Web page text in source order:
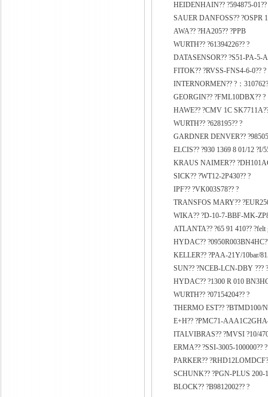
HEIDENHAIN?? ?594875-01??
SAUER DANFOSS?? ?OSPR
AWA?? ?HA205?? ?PPB
WURTH?? ?61394226?? ?
DATASENSOR?? ?S51-PA-5-
FITOK?? ?RVSS-FNS4-6-0?? ?
INTERNORMEN?? ?：
GEORGIN?? ?FML10DBX?? ?
HAWE?? ?CMV 1C
WURTH?? ?628195?? ?
GARDNER DENVER??
ELCIS?? ?930 1369 8 01/12 ?I/
KRAUS NAIMER??
SICK?? ?WT12-2P430?? ?
IPF?? ?VK003S78?? ?
TRANSFOS MARY??
WIKA?? ?D-10-7-BBF-MK-
ATLANTA?? ?65 91 410?? ?felt
HYDAC??
KELLER?? ?PAA-21Y/10bar/
SUN?? ?NCEB-LCN-DBY ???
HYDAC?? ?1300 R 010
WURTH?? ?07154204?? ?
THERMO EST?? ?BTMD100/
E+H?? ?PMC71-
ITALVIBRAS?? ?MVSI ?10/
ERMA?? ?SSI-3005-100000?? ?
PARKER??
SCHUNK?? ?PGN-PLUS 200-
BLOCK?? ?B9812002?? ?